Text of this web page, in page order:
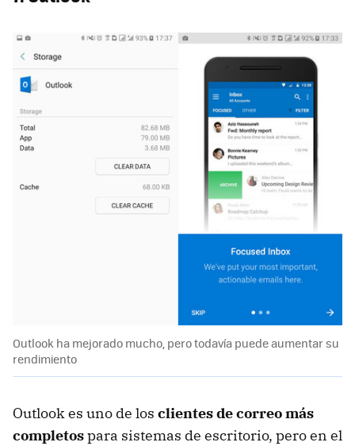
Outlook ha mejorado mucho, pero todavía puede aumentar su
rendimiento
Outlook es uno de los clientes de correo más
completospara sistemas de escritorio, pero en el